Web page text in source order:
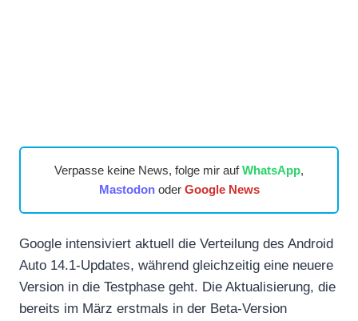
Verpasse keine News, folge mir aufWhatsApp,
Mastodonoder Google News
Google intensiviert aktuell die Verteilung des Android
Auto 14.1-Updates, während gleichzeitig eine neuere
Version in die Testphase geht. Die Aktualisierung, die
bereits im März erstmals in der Beta-Version